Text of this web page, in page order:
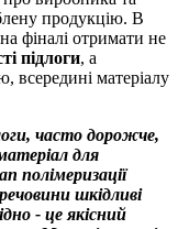
продукцію. В
фіналі отримати не
підлоги, а
всередині матеріалу
часто дорожче,
для
полімеризації
шкідливі
- це якісний